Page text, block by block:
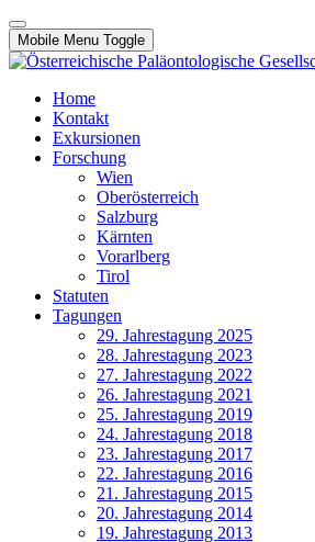
Mobile Menu Toggle
Home
Kontakt
Exkursionen
Forschung
Wien
Oberösterreich
Salzburg
Kärnten
Vorarlberg
Tirol
Statuten
Tagungen
29. Jahrestagung 2025
28. Jahrestagung 2023
27. Jahrestagung 2022
26. Jahrestagung 2021
25. Jahrestagung 2019
24. Jahrestagung 2018
23. Jahrestagung 2017
22. Jahrestagung 2016
21. Jahrestagung 2015
20. Jahrestagung 2014
19. Jahrestagung 2013